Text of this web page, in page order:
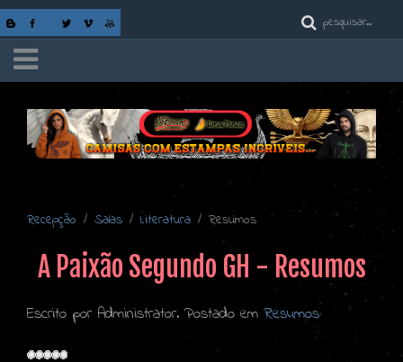
Recepção Salas Literatura Resumos
A Paixão Segundo GH - Resumos
Escrito por Administrator. Postado em Resumos